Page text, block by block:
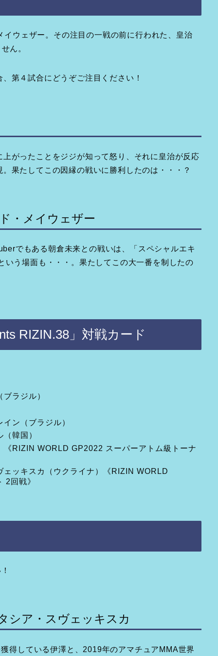
ウェザー。その注目の一戦の前に行われた、皇治
ん。
第４試合にどうぞご注目ください！
がったことをジジが知って怒り、それに皇治が反応
果たしてこの因縁の戦いに勝利したのは・・・？
・メイウェザー
でもある朝倉未来との戦いは、「スペシャルエキ
う場面も・・・。果たしてこの大一番を制したの
RIZIN.38」対戦カード
ラジル）
ン（ブラジル）
韓国）
RIZIN WORLD GP2022 スーパーアトム級トーナ
ッキスカ（ウクライナ）《RIZIN WORLD
2回戦》
シア・スヴェッキスカ
得している伊澤と、2019年のアマチュアMMA世界